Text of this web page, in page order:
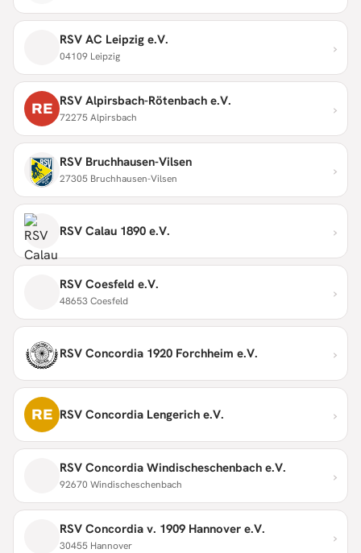
RSV AC Leipzig e.V.
04109 Leipzig ›
RE RSV Alpirsbach-Rötenbach e.V.
72275 Alpirsbach ›
RSV Bruchhausen-Vilsen
27305 Bruchhausen-Vilsen ›
RSV Calau 1890 e.V. ›
RSV Coesfeld e.V.
48653 Coesfeld ›
RSV Concordia 1920 Forchheim e.V. ›
RE RSV Concordia Lengerich e.V. ›
RSV Concordia Windischeschenbach e.V.
92670 Windischeschenbach ›
RSV Concordia v. 1909 Hannover e.V.
30455 Hannover ›